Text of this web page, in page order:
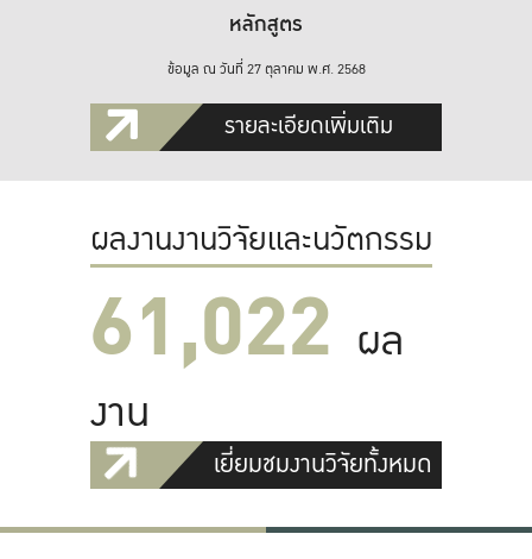
หลักสูตร
ข้อมูล ณ วันที่ 27 ตุลาคม พ.ศ. 2568
รายละเอียดเพิ่มเติม
ผลงานงานวิจัยและนวัตกรรม
61,022 ผล
งาน
เยี่ยมชมงานวิจัยทั้งหมด